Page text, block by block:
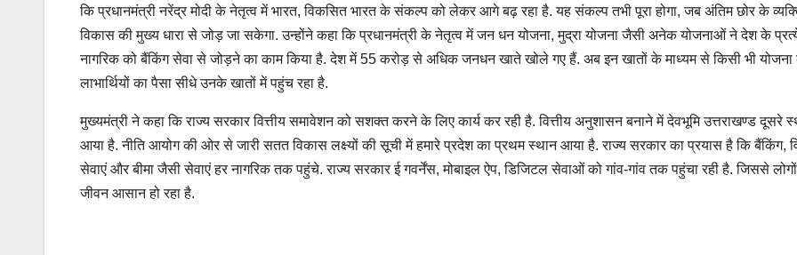
कि प्रधानमंत्री नरेंद्र मोदी के नेतृत्व में भारत, विकसित भारत के संकल्प को लेकर आगे बढ़ रहा है. यह संकल्प तभी पूरा होगा, जब अंतिम छोर के
विकास की मुख्य धारा से जोड़ जा सकेगा. उन्होंने कहा कि प्रधानमंत्री के नेतृत्व में जन धन योजना, मुद्रा योजना जैसी अनेक योजनाओं ने देश के
नागरिक को बैंकिंग सेवा से जोड़ने का काम किया है. देश में 55 करोड़ से अधिक जनधन खाते खोले गए हैं. अब इन खातों के माध्यम से किसी भी
लाभार्थियों का पैसा सीधे उनके खातों में पहुंच रहा है.
मुख्यमंत्री ने कहा कि राज्य सरकार वित्तीय समावेशन को सशक्त करने के लिए कार्य कर रही है. वित्तीय अनुशासन बनाने में देवभूमि उत्तराखण्ड दूसरे
आया है. नीति आयोग की ओर से जारी सतत विकास लक्ष्यों की सूची में हमारे प्रदेश का प्रथम स्थान आया है. राज्य सरकार का प्रयास है कि बैंकिंग,
सेवाएं और बीमा जैसी सेवाएं हर नागरिक तक पहुंचे. राज्य सरकार ई गवर्नेंस, मोबाइल ऐप, डिजिटल सेवाओं को गांव-गांव तक पहुंचा रही है. जिससे
जीवन आसान हो रहा है.